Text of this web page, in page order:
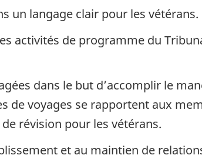
un langage clair pour les vétérans.
activités de programme du
dans le but d’accomplir le
de voyages se rapportent aux
révision pour les vétérans.
et au maintien de